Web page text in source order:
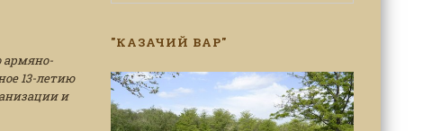
армяно-
13-летию
и
"КАЗАЧИЙ ВАР"